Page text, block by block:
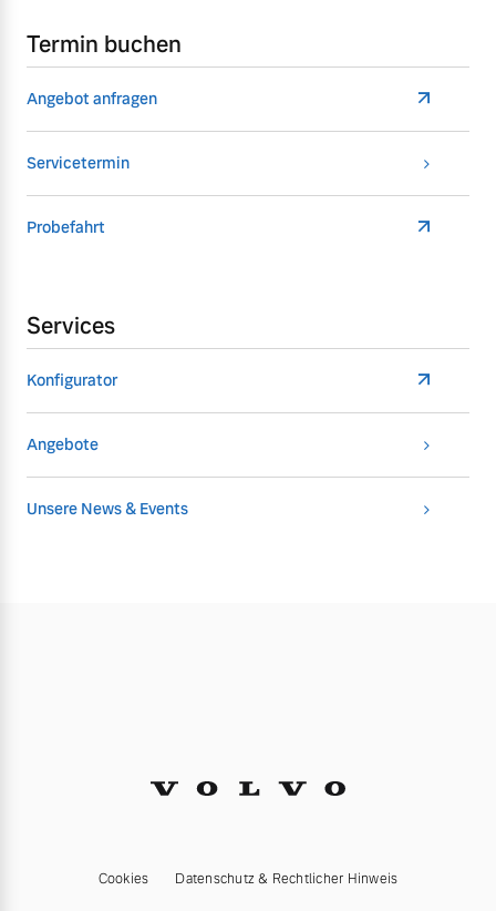
Termin buchen
Angebot anfragen
Servicetermin
Probefahrt
Services
Konfigurator
Angebote
Unsere News & Events
Cookies Datenschutz & Rechtlicher Hinweis